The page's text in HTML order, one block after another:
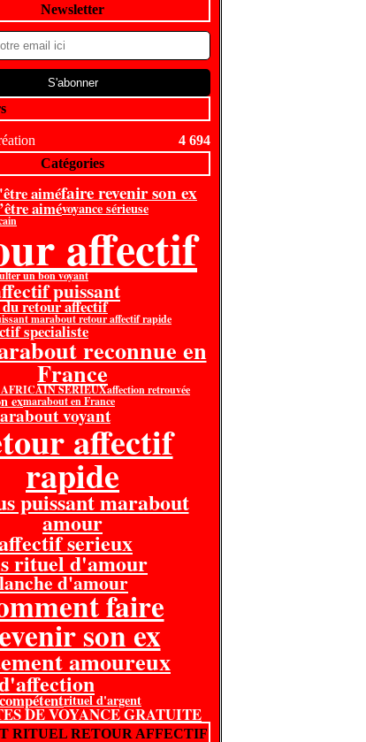
Newsletter
4 694
Catégories
aiméfaire revenir son ex
aimévoyance sérieuse
affectif
un bon voyant
puissant
retour affectif
marabout retour affectif rapide
specialiste
reconnue en
France
SERIEUXaffection retrouvée
exmarabout en France
voyant
affectif
rapide
puissant marabout
amour
serieux
rituel d'amour
d'amour
faire
son ex
amoureux
rituel d'argent
DE VOYANCE GRATUITE
RITUEL RETOUR AFFECTIF